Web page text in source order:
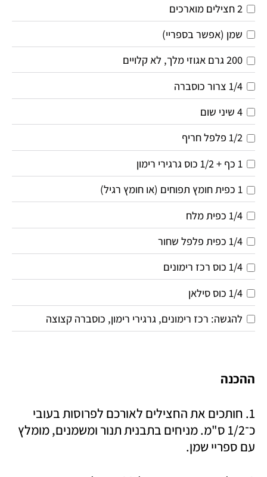
2 חצילים מוארכים
שמן (אפשר בספריי)
200 גרם אגוזי מלך, לא קלויים
1/4 צרור כוסברה
4 שיני שום
1/2 פלפל חריף
1 כף + 1/2 כוס גרגירי רימון
1 כפית חומץ תפוחים (או חומץ רגיל)
1/4 כפית מלח
1/4 כפית פלפל שחור
1/4 כוס רכז רימונים
1/4 כוס סילאן
להגשה: רכז רימונים, גרגירי רימון, כוסברה קצוצה
ההכנה
עם ספריי שמן.